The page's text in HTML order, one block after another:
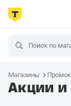
Магазины
Акции